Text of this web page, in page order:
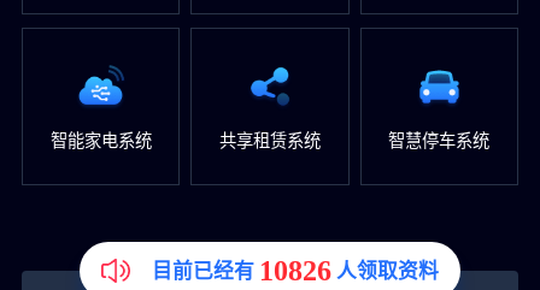
智能家电系统 共享租赁系统 智慧停车系统
目前已经有 10826 人领取资料